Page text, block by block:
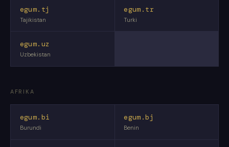
egum.tj
Tajikistan
egum.tr
Turki
egum.uz
Uzbekistan
AFRIKA
egum.bi
Burundi
egum.bj
Benin